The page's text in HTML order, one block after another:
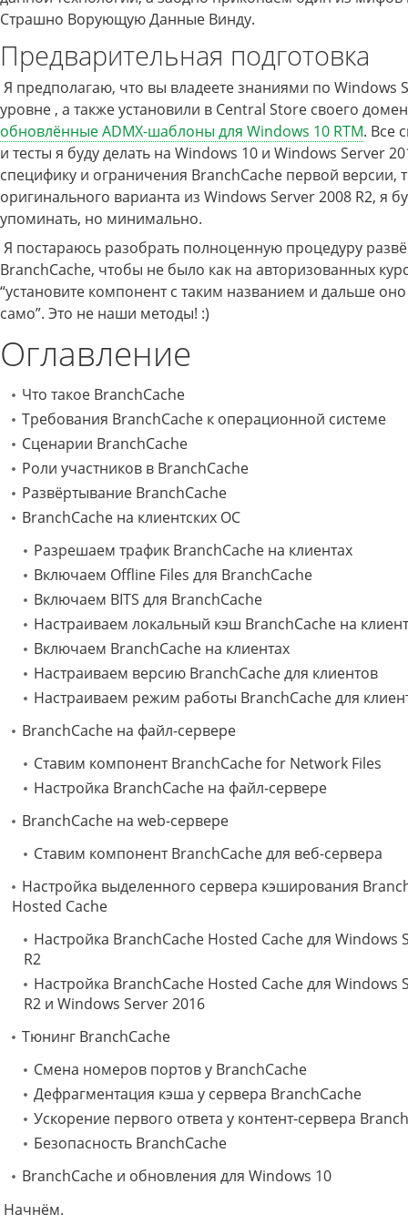
Страшно Ворующую Данные Винду.
Предварительная подготовка
Я предполагаю, что вы владеете знаниями по Windows
уровне , а также установили в Central Store своего
обновлённые ADMX-шаблоны для Windows 10 RTM. Все
и тесты я буду делать на Windows 10 и Windows Server
специфику и ограничения BranchCache первой версии,
оригинального варианта из Windows Server 2008 R2, я
упоминать, но минимально.
Я постараюсь разобрать полноценную процедуру
BranchCache, чтобы не было как на авторизованных
“установите компонент с таким названием и дальше оно
само”. Это не наши методы! :)
Оглавление
Что такое BranchCache
Требования BranchCache к операционной системе
Сценарии BranchCache
Роли участников в BranchCache
Развёртывание BranchCache
BranchCache на клиентских ОС
Разрешаем трафик BranchCache на клиентах
Включаем Offline Files для BranchCache
Включаем BITS для BranchCache
Настраиваем локальный кэш BranchCache на
Включаем BranchCache на клиентах
Настраиваем версию BranchCache для клиентов
Настраиваем режим работы BranchCache для
BranchCache на файл-сервере
Ставим компонент BranchCache for Network Files
Настройка BranchCache на файл-сервере
BranchCache на web-сервере
Ставим компонент BranchCache для веб-сервера
Настройка выделенного сервера кэширования
Hosted Cache
Настройка BranchCache Hosted Cache для Windows
R2
Настройка BranchCache Hosted Cache для Windows
R2 и Windows Server 2016
Тюнинг BranchCache
Смена номеров портов у BranchCache
Дефрагментация кэша у сервера BranchCache
Ускорение первого ответа у контент-сервера
Безопасность BranchCache
BranchCache и обновления для Windows 10
Начнём.